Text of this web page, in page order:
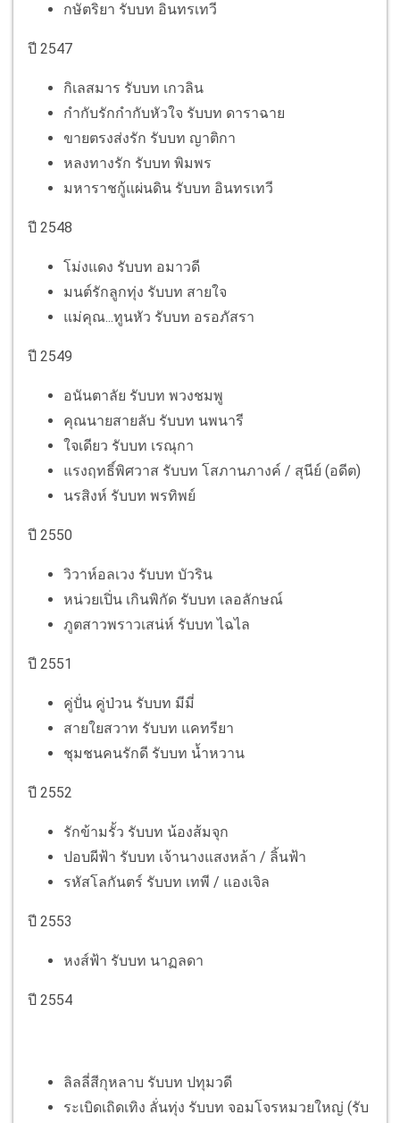
กษัตริยา รับบท อินทรเทวี
ปี 2547
กิเลสมาร รับบท เกวลิน
กำกับรักกำกับหัวใจ รับบท ดาราฉาย
ขายตรงส่งรัก รับบท ญาติกา
หลงทางรัก รับบท พิมพร
มหาราชกู้แผ่นดิน รับบท อินทรเทวี
ปี 2548
โม่งแดง รับบท อมาวดี
มนต์รักลูกทุ่ง รับบท สายใจ
แม่คุณ...ทูนหัว รับบท อรอภัสรา
ปี 2549
อนันตาลัย รับบท พวงชมพู
คุณนายสายลับ รับบท นพนารี
ใจเดียว รับบท เรณุกา
แรงฤทธิ์พิศวาส รับบท โสภานภางค์ / สุนีย์ (อดีต)
นรสิงห์ รับบท พรทิพย์
ปี 2550
วิวาห์อลเวง รับบท บัวริน
หน่วยเปิ่น เกินพิกัด รับบท เลอลักษณ์
ภูตสาวพราวเสน่ห์ รับบท ไฉไล
ปี 2551
คู่ปั่น คู่ป่วน รับบท มีมี่
สายใยสวาท รับบท แคทรียา
ชุมชนคนรักดี รับบท น้ำหวาน
ปี 2552
รักข้ามรั้ว รับบท น้องส้มจุก
ปอบผีฟ้า รับบท เจ้านางแสงหล้า / ลิ้นฟ้า
รหัสโลกันตร์ รับบท เทพี / แองเจิล
ปี 2553
หงส์ฟ้า รับบท นาฏลดา
ปี 2554
ลิลลี่สีกุหลาบ รับบท ปทุมวดี
ระเบิดเถิดเทิง ลั่นทุ่ง รับบท จอมโจรหมวยใหญ่ (รับ